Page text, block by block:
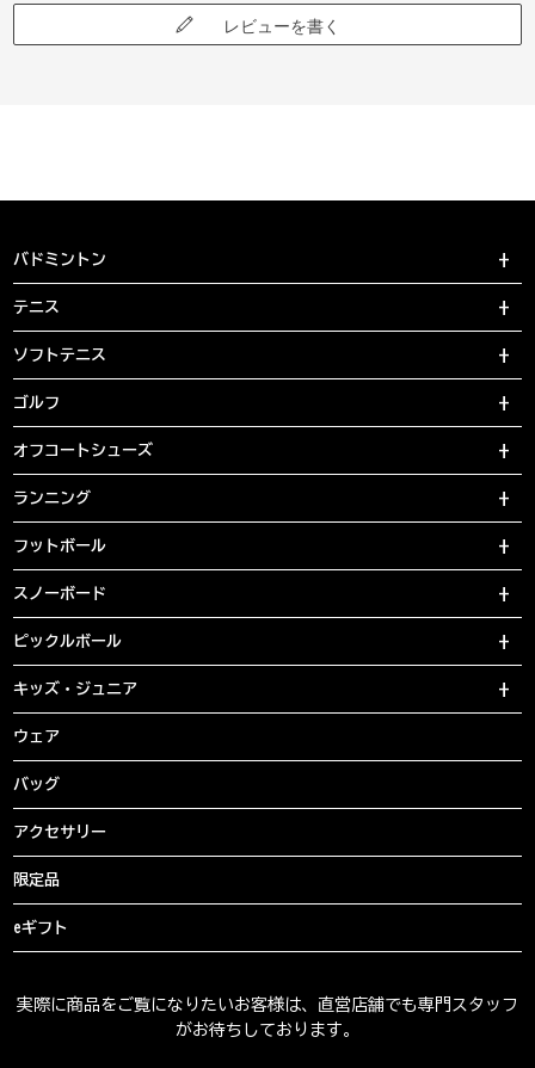
レビューを書く
バドミントン
テニス
ソフトテニス
ゴルフ
オフコートシューズ
ランニング
フットボール
スノーボード
ピックルボール
キッズ・ジュニア
ウェア
バッグ
アクセサリー
限定品
eギフト
実際に商品をご覧になりたいお客様は、直営店舗でも専門スタッフ
がお待ちしております。